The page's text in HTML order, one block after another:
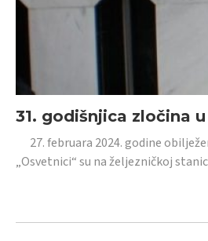
31. godišnjica zločina
27. februara 2024. godine
„Osvetnici“ su na željezničkoj